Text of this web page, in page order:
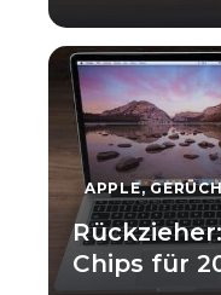
APPLE,
Chips für